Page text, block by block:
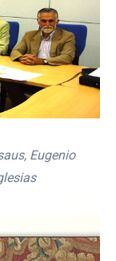
Eugenio